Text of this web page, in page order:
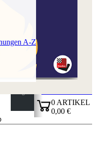
A-Z
0 ARTIKEL
0,00 €
✔